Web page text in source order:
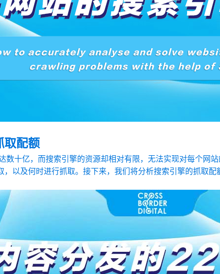
取配额
数十亿，而搜索引擎的资源却相对有限，无法实现对每个网
，以及何时进行抓取。接下来，我们将分析搜索引擎的抓取